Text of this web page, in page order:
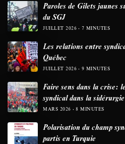
Paroles de Gilets jaunes
du SGJ
JUILLET 2026 7 MINUTES
Les relations entre
Québec
JUILLET 2026 9 MINUTES
Faire sens dans la crise:
syndical dans la
MARS 2026 8 MINUTES
Polarisation du champ
partis en Turquie